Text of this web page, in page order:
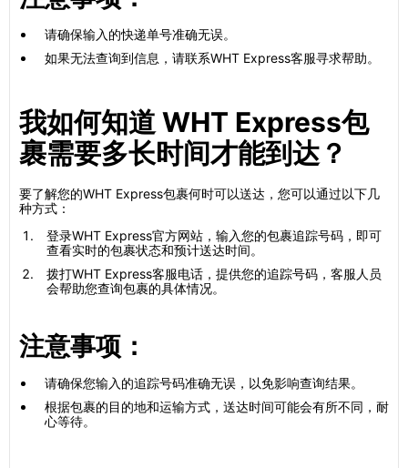
请确保输入的快递单号准确无误。
如果无法查询到信息，请联系WHT Express客服寻求帮助。
我如何知道 WHT Express包
裹需要多长时间才能到达？
要了解您的WHT Express包裹何时可以送达，您可以通过以下几
种方式：
登录WHT Express官方网站，输入您的包裹追踪号码，即可
查看实时的包裹状态和预计送达时间。
拨打WHT Express客服电话，提供您的追踪号码，客服人员
会帮助您查询包裹的具体情况。
注意事项：
请确保您输入的追踪号码准确无误，以免影响查询结果。
根据包裹的目的地和运输方式，送达时间可能会有所不同，耐
心等待。